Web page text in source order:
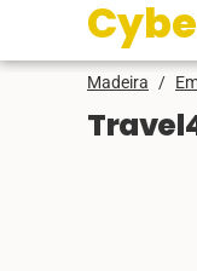
Madeira /